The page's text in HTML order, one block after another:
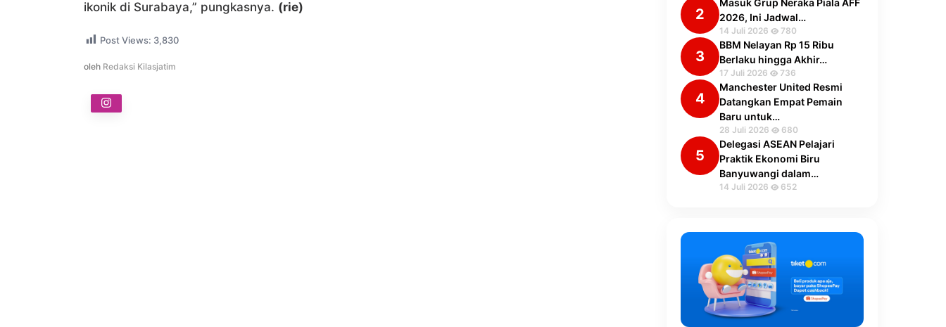
ikonik di Surabaya,” pungkasnya. (rie)
Post Views: 3,830
oleh Redaksi Kilasjatim
2
2026, Ini Jadwal…
14 Juli 2026 780
3
BBM Nelayan Rp 15 Ribu
Berlaku hingga Akhir…
17 Juli 2026 736
4
Manchester United Resmi
Datangkan Empat Pemain
Baru untuk…
28 Juli 2026 680
5
Delegasi ASEAN Pelajari
Praktik Ekonomi Biru
Banyuwangi dalam…
14 Juli 2026 652